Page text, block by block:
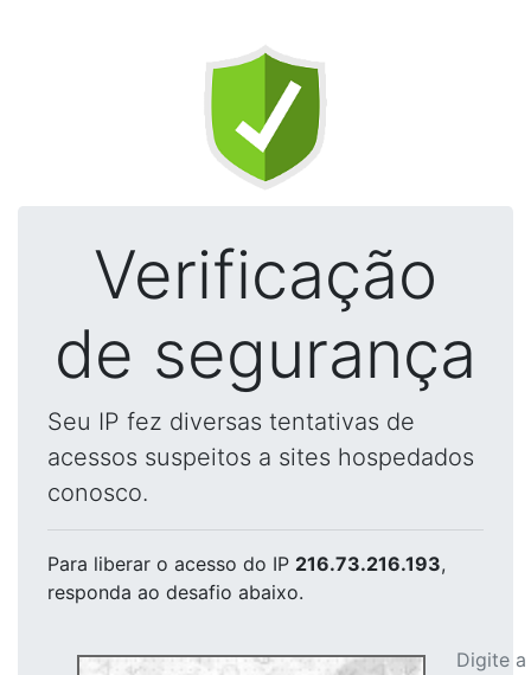
Verificação
de segurança
Seu IP fez diversas tentativas de
acessos suspeitos a sites hospedados
conosco.
Para liberar o acesso do IP 216.73.216.193,
responda ao desafio abaixo.
Digite